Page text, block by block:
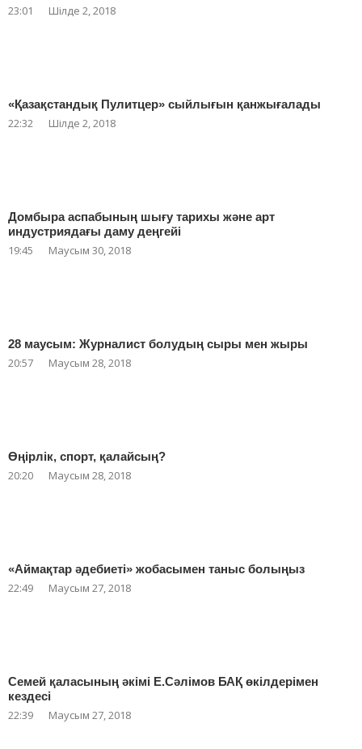
23:01 Шілде 2, 2018
«Қазақстандық Пулитцер» сыйлығын қанжығалады
22:32 Шілде 2, 2018
Домбыра аспабының шығу тарихы және арт
индустриядағы даму деңгейі
19:45 Маусым 30, 2018
28 маусым: Журналист болудың сыры мен жыры
20:57 Маусым 28, 2018
Өңірлік, спорт, қалайсың?
20:20 Маусым 28, 2018
«Аймақтар әдебиеті» жобасымен таныс болыңыз
22:49 Маусым 27, 2018
Семей қаласының әкімі Е.Сәлімов БАҚ өкілдерімен
кездесі
22:39 Маусым 27, 2018